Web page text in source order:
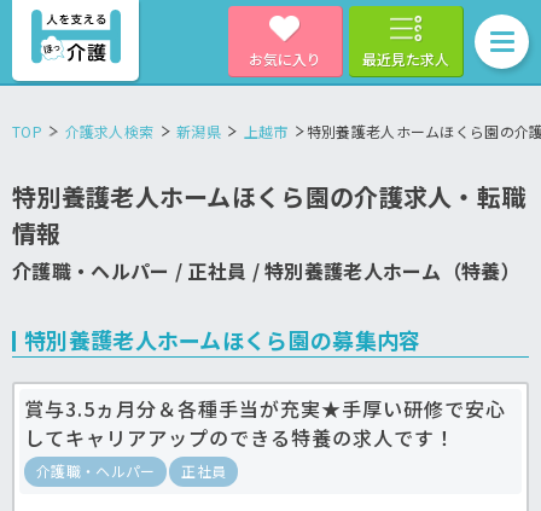
お気に入り 最近見た求人
TOP 介護求人検索 新潟県 上越市 特別養護老人ホームほくら園の介
特別養護老人ホームほくら園の介護求人・転職
情報
介護職・ヘルパー / 正社員 / 特別養護老人ホーム（特養）
特別養護老人ホームほくら園の募集内容
賞与3.5ヵ月分＆各種手当が充実★手厚い研修で安心
してキャリアアップのできる特養の求人です！
介護職・ヘルパー 正社員